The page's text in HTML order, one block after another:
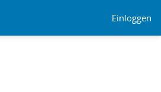
Einloggen